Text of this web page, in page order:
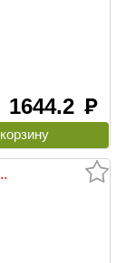
1644.2 руб